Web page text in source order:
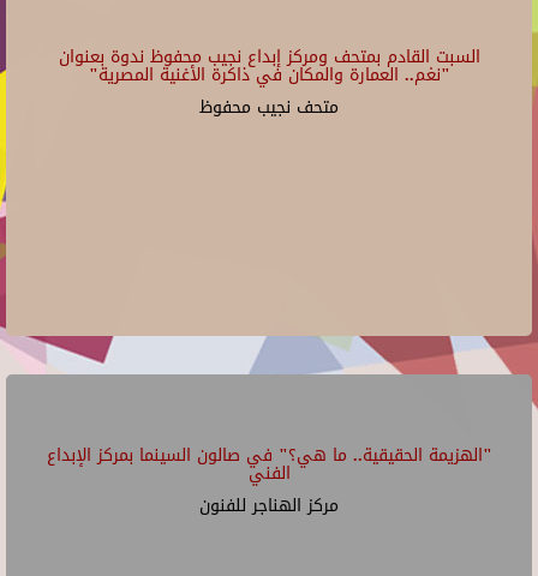
السبت القادم بمتحف ومركز إبداع نجيب محفوظ ندوة بعنوان
"نغم.. العمارة والمكان في ذاكرة الأغنية المصرية"
متحف نجيب محفوظ
"الهزيمة الحقيقية.. ما هي؟" في صالون السينما بمركز الإبداع
الفني
مركز الهناجر للفنون